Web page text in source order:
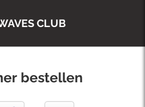
CLUB
bestellen